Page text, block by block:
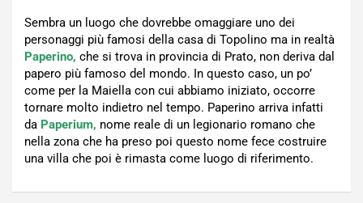
Sembra un luogo che dovrebbe omaggiare uno dei
personaggi più famosi della casa di Topolino ma in realtà
Paperino, che si trova in provincia di Prato, non deriva dal
papero più famoso del mondo. In questo caso, un po’
come per la Maiella con cui abbiamo iniziato, occorre
tornare molto indietro nel tempo. Paperino arriva infatti
da Paperium, nome reale di un legionario romano che
nella zona che ha preso poi questo nome fece costruire
una villa che poi è rimasta come luogo di riferimento.